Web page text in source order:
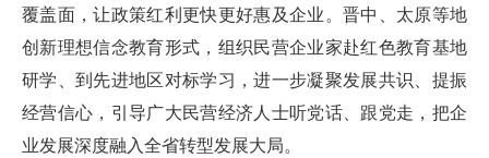
覆盖面，让政策红利更快更好惠及企业。晋中、太原等地
创新理想信念教育形式，组织民营企业家赴红色教育基地
研学、到先进地区对标学习，进一步凝聚发展共识、提振
经营信心，引导广大民营经济人士听党话、跟党走，把企
业发展深度融入全省转型发展大局。